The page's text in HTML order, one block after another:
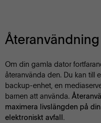
Om din gamla dator
återanvända den. Du kan till
backup-enhet, en
barnen att använda.
maximera livslängden på
elektroniskt avfall.